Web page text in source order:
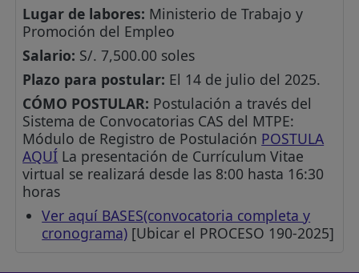
Lugar de labores: Ministerio de Trabajo y
Promoción del Empleo
Salario: S/. 7,500.00 soles
Plazo para postular: El 14 de julio del 2025.
CÓMO POSTULAR: Postulación a través del
Sistema de Convocatorias CAS del MTPE:
Módulo de Registro de Postulación POSTULA
AQUÍ La presentación de Currículum Vitae
virtual se realizará desde las 8:00 hasta 16:30
horas
Ver aquí BASES(convocatoria completa y
cronograma) [Ubicar el PROCESO 190-2025]